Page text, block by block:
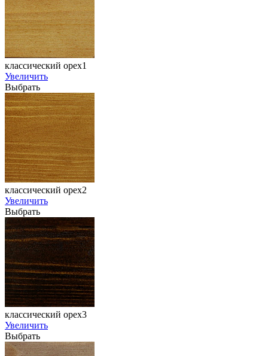
классический орех1
Увеличить
Выбрать
классический орех2
Увеличить
Выбрать
классический орех3
Увеличить
Выбрать